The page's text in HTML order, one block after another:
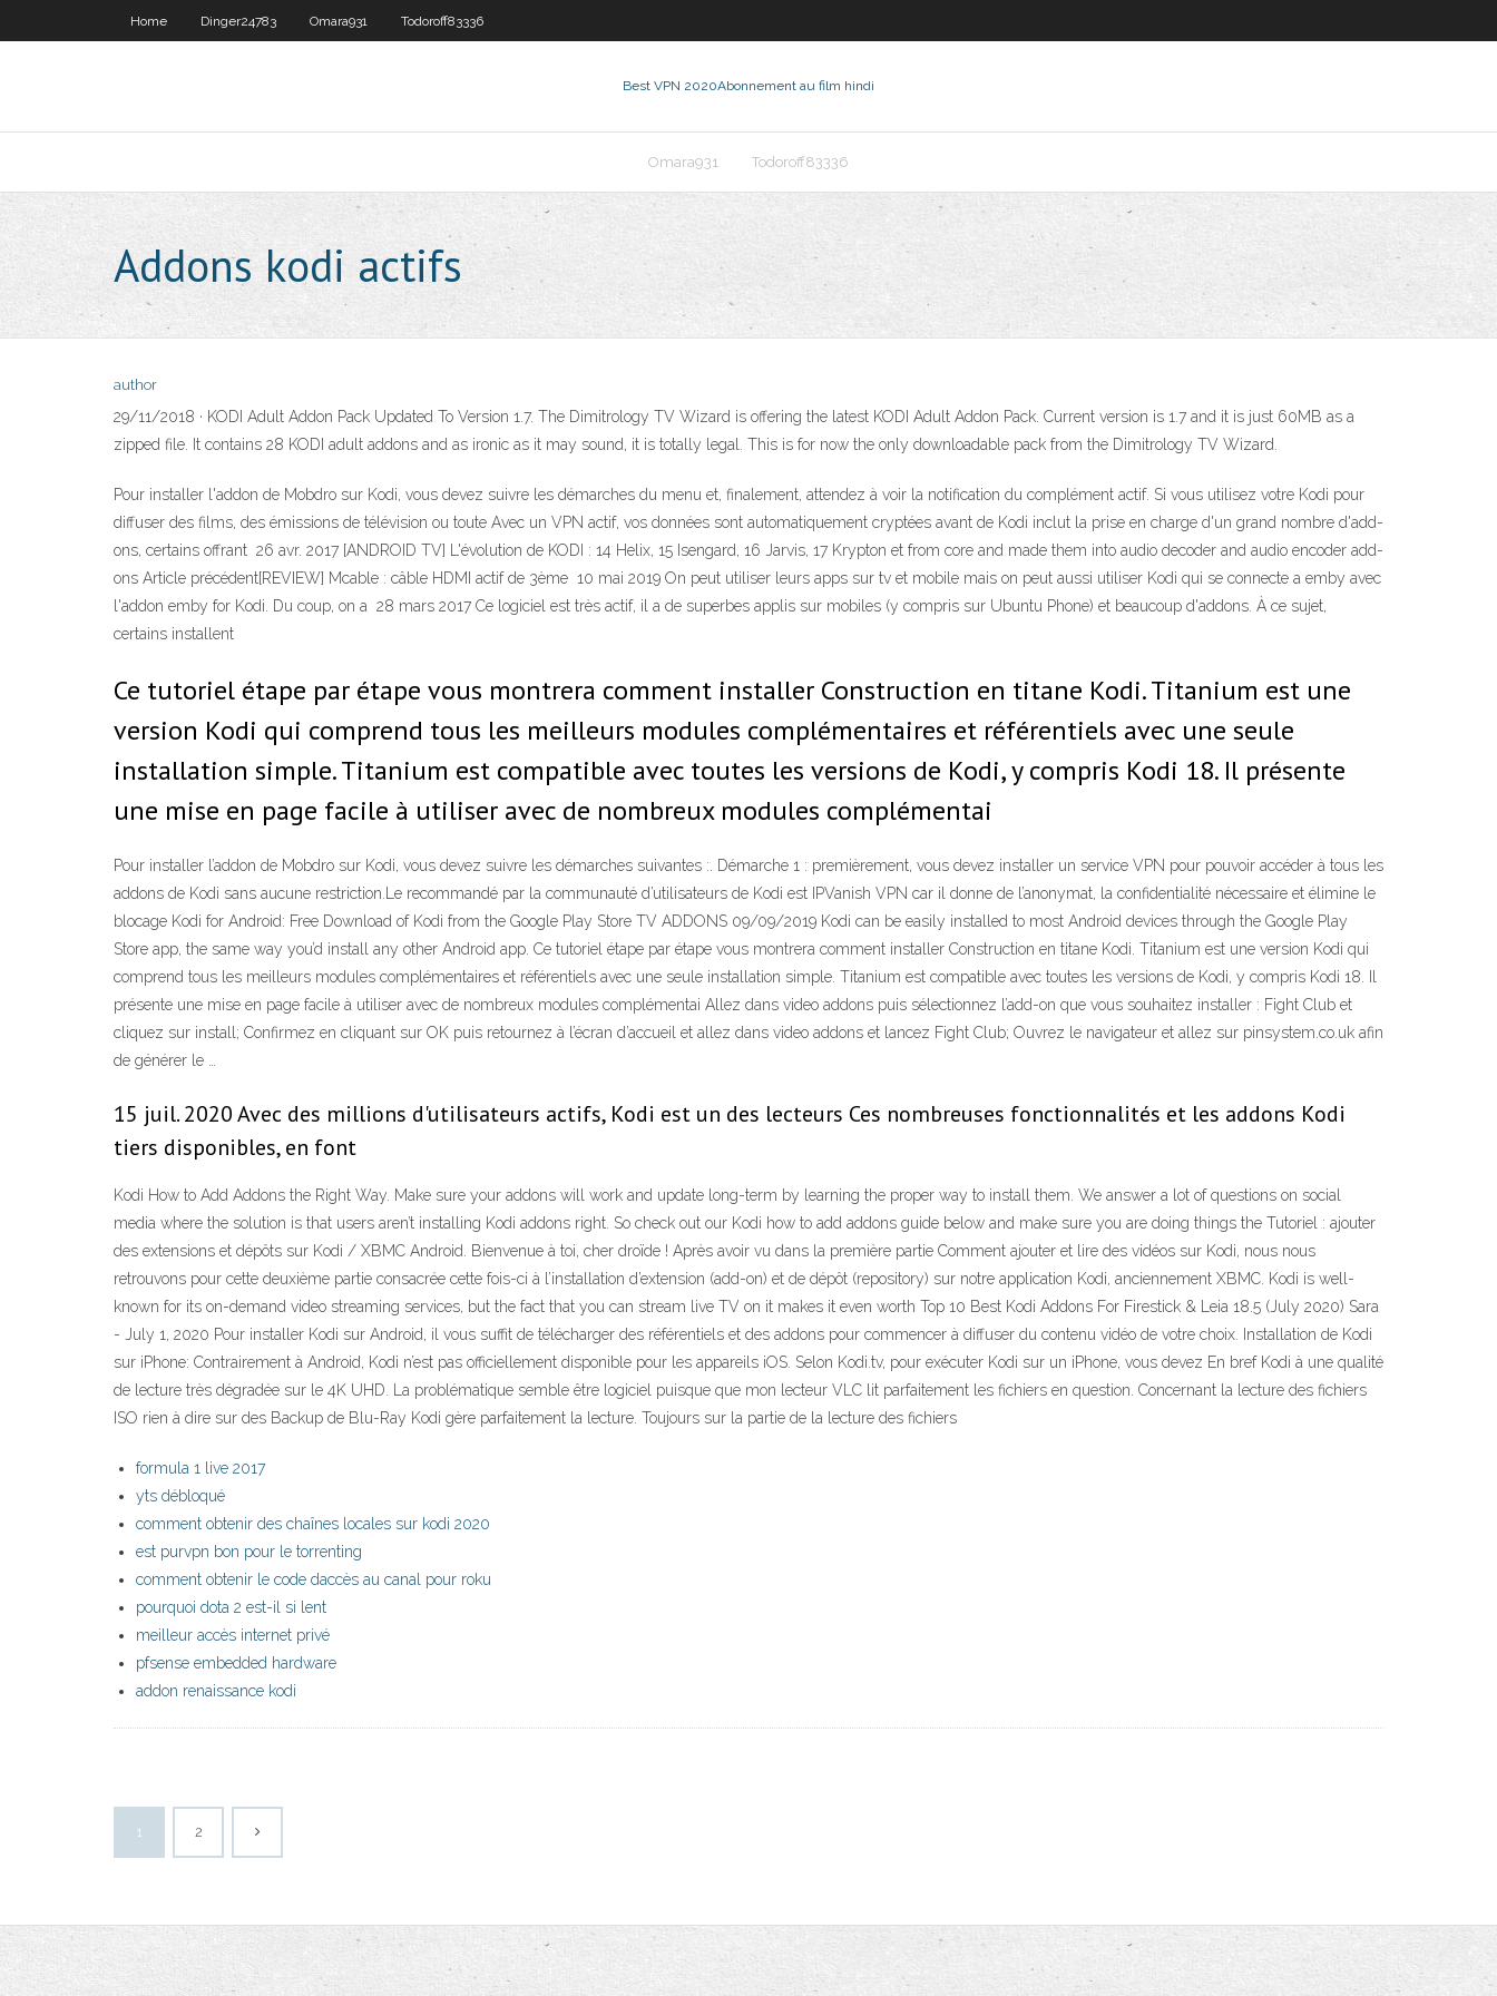
Home Dinger24783 Omara931 Todoroff83336
Best VPN 2020Abonnement au film hindi
Omara931 Todoroff83336
Addons kodi actifs
author
29/11/2018 · KODI Adult Addon Pack Updated To Version 1.7. The Dimitrology TV Wizard is offering the latest KODI Adult Addon Pack. Current version is 1.7 and it is just 60MB as a
zipped file. It contains 28 KODI adult addons and as ironic as it may sound, it is totally legal. This is for now the only downloadable pack from the Dimitrology TV Wizard.
Pour installer l'addon de Mobdro sur Kodi, vous devez suivre les démarches du menu et, finalement, attendez à voir la notification du complément actif. Si vous utilisez votre Kodi pour
diffuser des films, des émissions de télévision ou toute Avec un VPN actif, vos données sont automatiquement cryptées avant de Kodi inclut la prise en charge d'un grand nombre d'add-
ons, certains offrant 26 avr. 2017 [ANDROID TV] L'évolution de KODI : 14 Helix, 15 Isengard, 16 Jarvis, 17 Krypton et from core and made them into audio decoder and audio encoder add-
ons Article précédent[REVIEW] Mcable : câble HDMI actif de 3ème 10 mai 2019 On peut utiliser leurs apps sur tv et mobile mais on peut aussi utiliser Kodi qui se connecte a emby avec
l'addon emby for Kodi. Du coup, on a 28 mars 2017 Ce logiciel est très actif, il a de superbes applis sur mobiles (y compris sur Ubuntu Phone) et beaucoup d'addons. À ce sujet,
certains installent
Ce tutoriel étape par étape vous montrera comment installer Construction en titane Kodi. Titanium est une
version Kodi qui comprend tous les meilleurs modules complémentaires et référentiels avec une seule
installation simple. Titanium est compatible avec toutes les versions de Kodi, y compris Kodi 18. Il présente
une mise en page facile à utiliser avec de nombreux modules complémentai
Pour installer l’addon de Mobdro sur Kodi, vous devez suivre les démarches suivantes :. Démarche 1 : premièrement, vous devez installer un service VPN pour pouvoir accéder à tous les
addons de Kodi sans aucune restriction.Le recommandé par la communauté d’utilisateurs de Kodi est IPVanish VPN car il donne de l’anonymat, la confidentialité nécessaire et élimine le
blocage Kodi for Android: Free Download of Kodi from the Google Play Store TV ADDONS 09/09/2019 Kodi can be easily installed to most Android devices through the Google Play
Store app, the same way you’d install any other Android app. Ce tutoriel étape par étape vous montrera comment installer Construction en titane Kodi. Titanium est une version Kodi qui
comprend tous les meilleurs modules complémentaires et référentiels avec une seule installation simple. Titanium est compatible avec toutes les versions de Kodi, y compris Kodi 18. Il
présente une mise en page facile à utiliser avec de nombreux modules complémentai Allez dans video addons puis sélectionnez l’add-on que vous souhaitez installer : Fight Club et
cliquez sur install; Confirmez en cliquant sur OK puis retournez à l’écran d’accueil et allez dans video addons et lancez Fight Club; Ouvrez le navigateur et allez sur pinsystem.co.uk afin
de générer le …
15 juil. 2020 Avec des millions d'utilisateurs actifs, Kodi est un des lecteurs Ces nombreuses fonctionnalités et les addons Kodi
tiers disponibles, en font
Kodi How to Add Addons the Right Way. Make sure your addons will work and update long-term by learning the proper way to install them. We answer a lot of questions on social
media where the solution is that users aren’t installing Kodi addons right. So check out our Kodi how to add addons guide below and make sure you are doing things the Tutoriel : ajouter
des extensions et dépôts sur Kodi / XBMC Android. Bienvenue à toi, cher droïde ! Après avoir vu dans la première partie Comment ajouter et lire des vidéos sur Kodi, nous nous
retrouvons pour cette deuxième partie consacrée cette fois-ci à l’installation d’extension (add-on) et de dépôt (repository) sur notre application Kodi, anciennement XBMC. Kodi is well-
known for its on-demand video streaming services, but the fact that you can stream live TV on it makes it even worth Top 10 Best Kodi Addons For Firestick & Leia 18.5 (July 2020) Sara
- July 1, 2020 Pour installer Kodi sur Android, il vous suffit de télécharger des référentiels et des addons pour commencer à diffuser du contenu vidéo de votre choix. Installation de Kodi
sur iPhone: Contrairement à Android, Kodi n’est pas officiellement disponible pour les appareils iOS. Selon Kodi.tv, pour exécuter Kodi sur un iPhone, vous devez En bref Kodi à une qualité
de lecture très dégradée sur le 4K UHD. La problématique semble être logiciel puisque que mon lecteur VLC lit parfaitement les fichiers en question. Concernant la lecture des fichiers
ISO rien à dire sur des Backup de Blu-Ray Kodi gère parfaitement la lecture. Toujours sur la partie de la lecture des fichiers
formula 1 live 2017
yts débloqué
comment obtenir des chaînes locales sur kodi 2020
est purvpn bon pour le torrenting
comment obtenir le code daccès au canal pour roku
pourquoi dota 2 est-il si lent
meilleur accès internet privé
pfsense embedded hardware
addon renaissance kodi
1 2